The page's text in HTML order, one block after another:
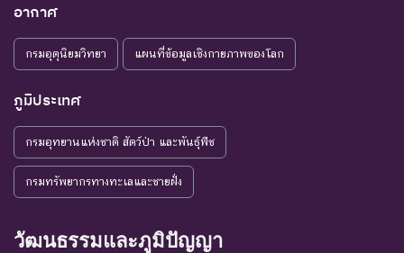
อากาศ
กรมอุตุนิยมวิทยา แผนที่ข้อมูลเชิงกายภาพของโลก
ภูมิประเทศ
กรมอุทยานแห่งชาติ สัตว์ป่า และพันธุ์พืช
กรมทรัพยากรทางทะเลและชายฝั่ง
วัฒนธรรมและภูมิปัญญา